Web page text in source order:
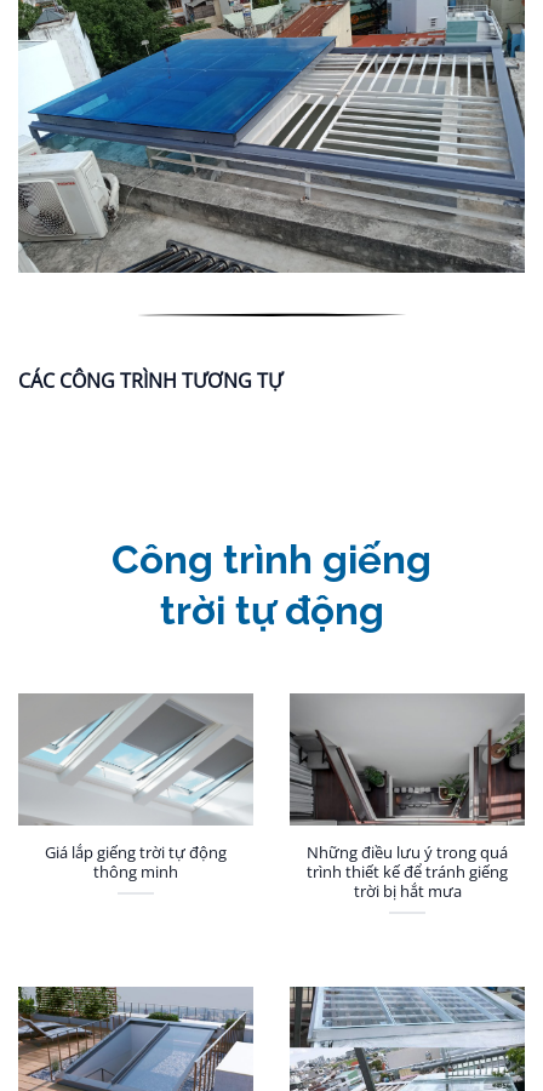
CÁC CÔNG TRÌNH TƯƠNG TỰ
Công trình giếng
trời tự động
Giá lắp giếng trời tự động
thông minh
Những điều lưu ý trong quá
trình thiết kế để tránh giếng
trời bị hắt mưa